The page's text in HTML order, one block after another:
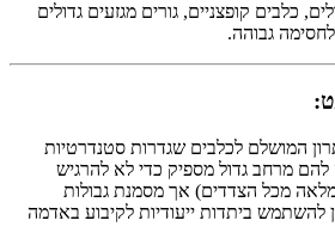
כלבים קופצניים, גורים מגזעים גדולים
גבוהה.
הפתרון המושלם לכלבים שגדרות סטנדרטיות
מרחב גדול מספיק כדי לא להרגיש
מכל הצדדים) אך מסמנת גבולות
להשתמש ביתדות ייעודיות לקיבוע באדמה